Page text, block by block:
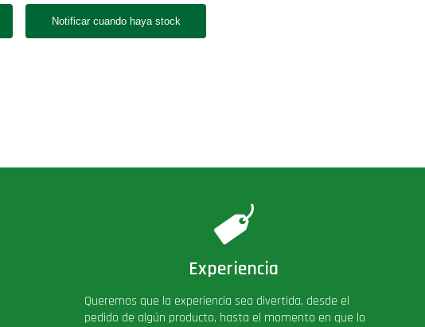
Experiencia
Queremos que la experiencia sea divertida, desde el
pedido de algún producto, hasta el momento en que lo